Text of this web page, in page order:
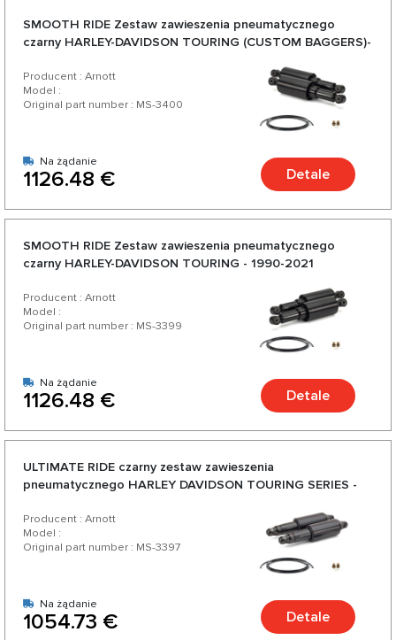
SMOOTH RIDE Zestaw zawieszenia pneumatycznego
czarny HARLEY-DAVIDSON TOURING (CUSTOM BAGGERS)-
Producent : Arnott
Model :
Original part number : MS-3400
Na żądanie
1126.48 € Detale
SMOOTH RIDE Zestaw zawieszenia pneumatycznego
czarny HARLEY-DAVIDSON TOURING - 1990-2021
Producent : Arnott
Model :
Original part number : MS-3399
Na żądanie
1126.48 € Detale
ULTIMATE RIDE czarny zestaw zawieszenia
pneumatycznego HARLEY DAVIDSON TOURING SERIES -
Producent : Arnott
Model :
Original part number : MS-3397
Na żądanie
1054.73 € Detale